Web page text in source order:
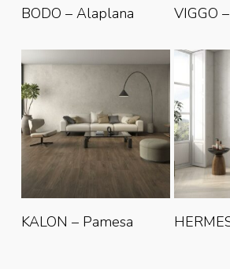
Lire La Suite
BODO – Alaplana VIGGO
Lire La Suite
KALON – Pamesa